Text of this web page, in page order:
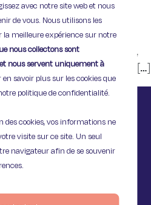
avec notre site web et nous
de vous. Nous utilisons les
la meilleure expérience sur notre
nous collectons sont
nous servent uniquement à
en savoir plus sur les cookies que
politique de confidentialité.
cookies, vos informations ne
visite sur ce site. Un seul
navigateur afin de se souvenir
applications et sites
musique en ligne
légalité : Deezer Deezer,
en streaming a vu […]